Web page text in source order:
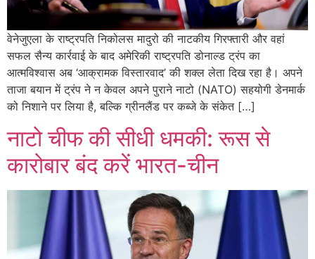
वेनेजुएला के राष्ट्रपति निकोलस मादुरो की नाटकीय गिरफ्तारी और वहां
सफल सैन्य कार्रवाई के बाद अमेरिकी राष्ट्रपति डोनाल्ड ट्रंप का
आत्मविश्वास अब ‘आक्रामक विस्तारवाद’ की शक्ल लेता दिख रहा है। अपने
ताजा बयान में ट्रंप ने न केवल अपने पुराने नाटो (NATO) सहयोगी डेनमार्क
को निशाने पर लिया है, बल्कि ग्रीनलैंड पर कब्जे के संकेत […]
नाटो चीफ की सीधी धमकी: रूस से
कारोबार बंद करें भारत-चीन